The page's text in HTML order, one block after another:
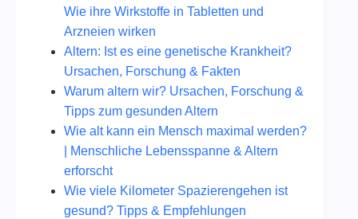
Wie ihre Wirkstoffe in Tabletten und
Arzneien wirken
Altern: Ist es eine genetische Krankheit?
Ursachen, Forschung & Fakten
Warum altern wir? Ursachen, Forschung &
Tipps zum gesunden Altern
Wie alt kann ein Mensch maximal werden?
| Menschliche Lebensspanne & Altern
erforscht
Wie viele Kilometer Spazierengehen ist
gesund? Tipps & Empfehlungen